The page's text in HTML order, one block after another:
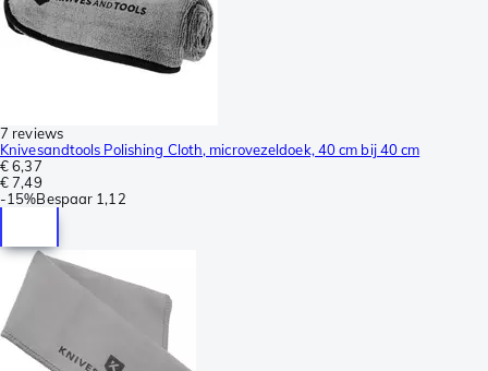
7 reviews
Knivesandtools Polishing Cloth, microvezeldoek, 40 cm bij 40 cm
€ 6,37
€ 7,49
-15%Bespaar 1,12